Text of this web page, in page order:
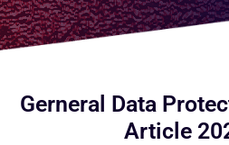
Gerneral Data
Article